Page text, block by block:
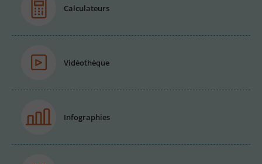
Calculateurs
Vidéothèque
Infographies